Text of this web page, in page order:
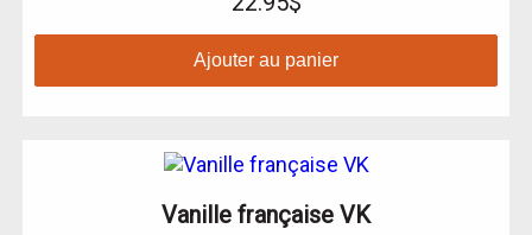
Ajouter au panier
Vanille française VK